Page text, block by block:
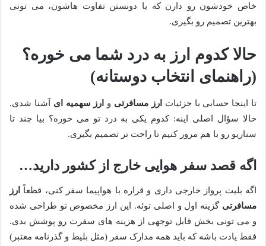
خاص خودشون رو دارن که با دونستن تفاوت هاشون، می تونی
بهترین تصمیم رو بگیری.
حالا کدوم ارز به درد شما می خوره؟
(راهنمای انتخاب دوستانه)
تا اینجا حسابی با جزئیات ارز مسافرتی و ارز سهمیه ای آشنا شدی.
حالا سؤال اصلی اینه: کدوم یکی به درد تو می خوره؟ بیا چند تا
سناریو رو با هم مرور کنیم تا راحت تر تصمیم بگیری.
اگه قصد سفر هوایی خارج از کشور دارید…
اگه بلیت پرواز خارجی داری و قراره با هواپیما سفر کنی، قطعاً
ارز
مسافرتی گزینه اول و اصلی توئه. این ارز مخصوص تو طراحی شده
و می تونی بخش قابل توجهی از هزینه های سفرت رو پوشش بدی.
فقط یادت باشه که باید همه مدارک سفر (مثل بلیط و گذرنامه معتبر)